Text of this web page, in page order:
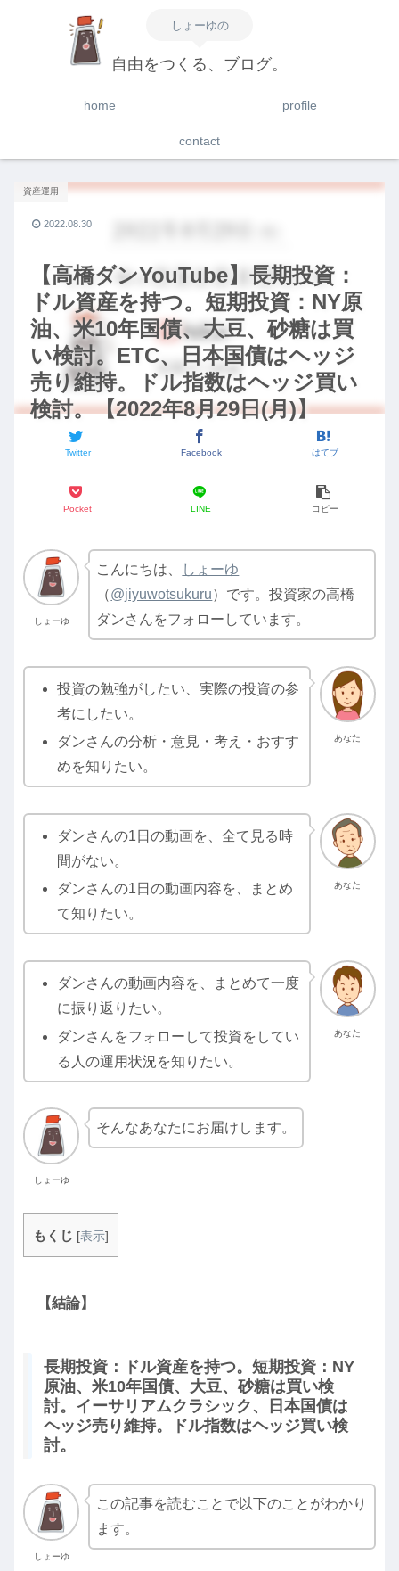
しょーゆの
自由をつくる、ブログ。
home profile
contact
【高橋ダンYouTube】長期投資：
ドル資産を持つ。短期投資：NY原
油、米10年国債、大豆、砂糖は買
い検討。ETC、日本国債はヘッジ
売り維持。ドル指数はヘッジ買い
検討。【2022年8月29日(月)】
資産運用
Twitter Facebook はてブ
Pocket LINE コピー
2022.08.30
しょーゆ
こんにちは、
しょーゆ
（@jiyuwotsukuru）です。投資家の高橋
ダンさんをフォローしています。
あなた
投資の勉強がしたい、実際の投資の参
考にしたい。
ダンさんの分析・意見・考え・おすす
めを知りたい。
あなた
ダンさんの1日の動画を、全て見る時
間がない。
ダンさんの1日の動画内容を、まとめ
て知りたい。
あなた
ダンさんの動画内容を、まとめて一度
に振り返りたい。
ダンさんをフォローして投資をしてい
る人の運用状況を知りたい。
しょーゆ
そんなあなたにお届けします。
もくじ [表示]
【結論】
長期投資：ドル資産を持つ。短期投資：NY
原油、米10年国債、大豆、砂糖は買い検
討。イーサリアムクラシック、日本国債は
ヘッジ売り維持。ドル指数はヘッジ買い検
討。
しょーゆ
この記事を読むことで以下のことがわかり
ます。